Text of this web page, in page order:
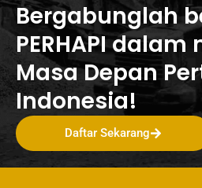
Bergabunglah
PERHAPI
Masa Depan
Indonesia!
Daftar Sekarang